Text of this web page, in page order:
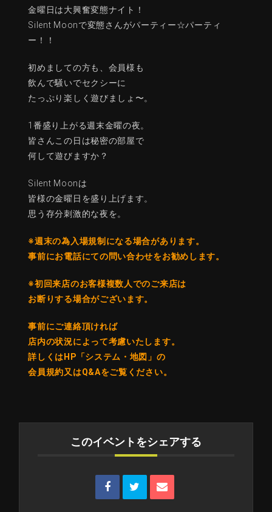
金曜日は大興奮変態ナイト！
Silent Moonで変態さんがパーティー☆パーティ
ー！！
初めましての方も、会員様も
飲んで騒いでセクシーに
たっぷり楽しく遊びましょ〜。
1番盛り上がる週末金曜の夜。
皆さんこの日は秘密の部屋で
何して遊びますか？
Silent Moonは
皆様の金曜日を盛り上げます。
思う存分刺激的な夜を。
※週末の為入場規制になる場合があります。
事前にお電話にての問い合わせをお勧めします。
※初回来店のお客様複数人でのご来店は
お断りする場合がございます。
事前にご連絡頂ければ
店内の状況によって考慮いたします。
詳しくはHP「システム・地図」の
会員規約又はQ&Aをご覧ください。
このイベントをシェアする